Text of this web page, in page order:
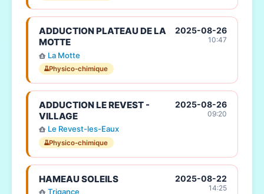
ADDUCTION PLATEAU DE LA
MOTTE
La Motte
Physico-chimique
2025-08-26
10:47
ADDUCTION LE REVEST -
VILLAGE
Le Revest-les-Eaux
Physico-chimique
2025-08-26
09:20
HAMEAU SOLEILS
Trigance
2025-08-22
14:25